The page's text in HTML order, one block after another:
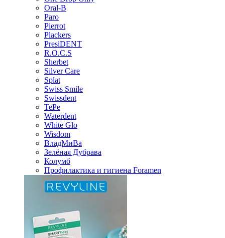
Oral-B
Paro
Pierrot
Plackers
PresiDENT
R.O.C.S
Sherbet
Silver Care
Splat
Swiss Smile
Swissdent
TePe
Waterdent
White Glo
Wisdom
ВладМиВа
Зелёная Дубрава
Колумб
Профилактика и гигиена Foramen